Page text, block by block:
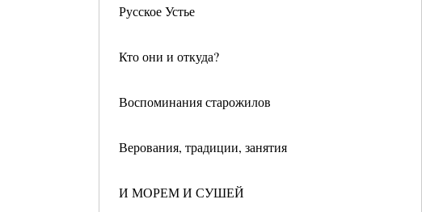
Русское Устье
Кто они и откуда?
Воспоминания старожилов
Верования, традиции, занятия
И МОРЕМ И СУШЕЙ